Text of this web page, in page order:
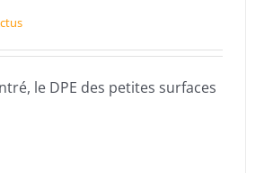
le DPE des petites surfaces